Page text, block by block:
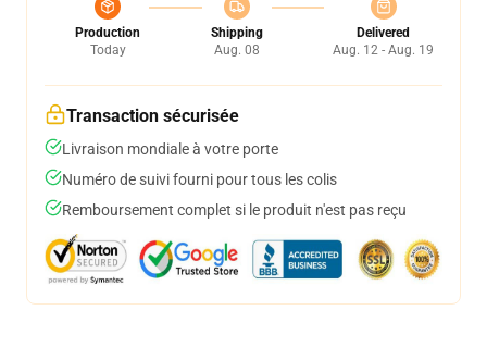
Production
Today
Shipping
Aug. 08
Delivered
Aug. 12 - Aug. 19
Transaction sécurisée
Livraison mondiale à votre porte
Numéro de suivi fourni pour tous les colis
Remboursement complet si le produit n'est pas reçu